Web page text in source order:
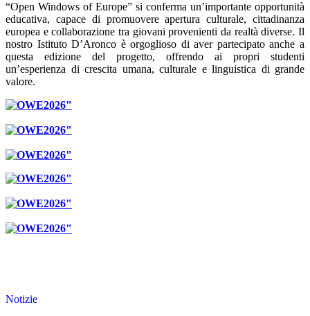
“Open Windows of Europe” si conferma un’importante opportunità
educativa, capace di promuovere apertura culturale, cittadinanza
europea e collaborazione tra giovani provenienti da realtà diverse. Il
nostro Istituto D’Aronco è orgoglioso di aver partecipato anche a
questa edizione del progetto, offrendo ai propri studenti
un’esperienza di crescita umana, culturale e linguistica di grande
valore.
Notizie